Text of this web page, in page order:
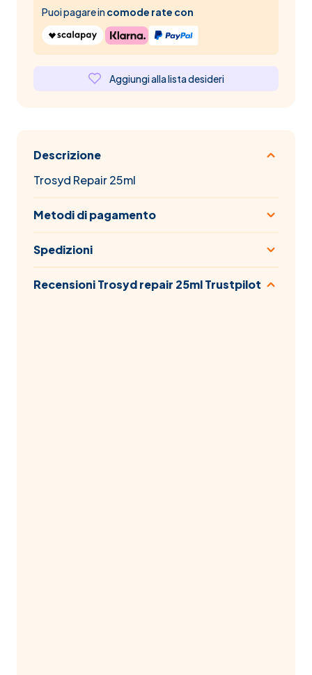
Puoi pagare incomode rate con
Aggiungi alla lista desideri
Descrizione
Trosyd Repair 25ml
Metodi di pagamento
Spedizioni
Recensioni Trosyd repair 25ml Trustpilot